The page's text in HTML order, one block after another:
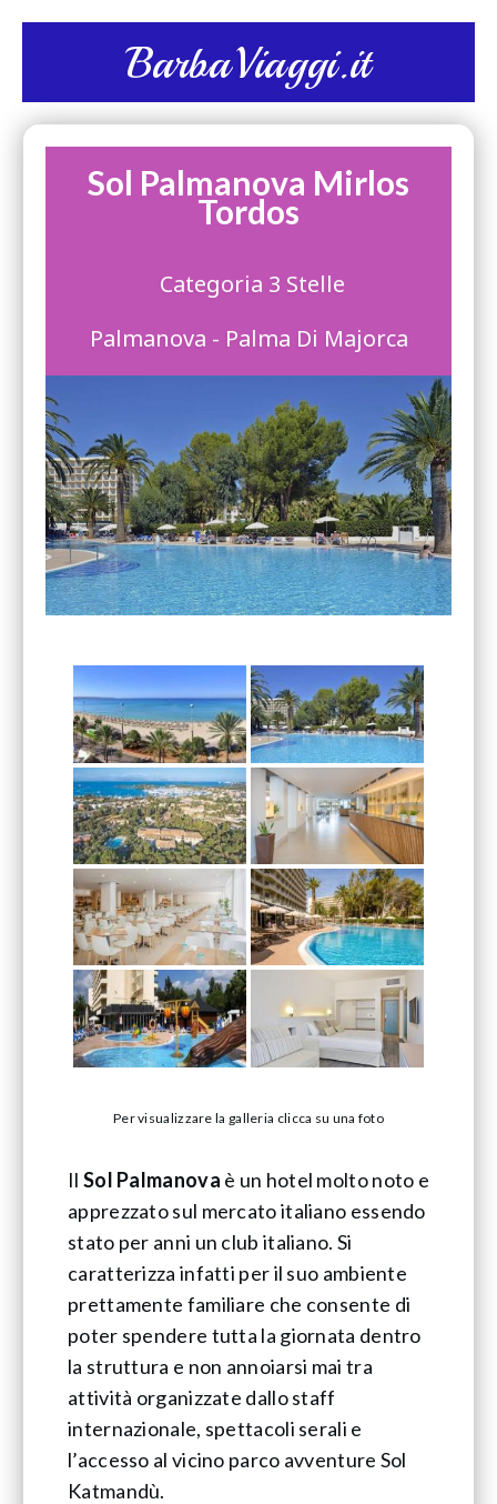
BarbaViaggi.it
Sol Palmanova Mirlos
Tordos
Categoria 3 Stelle
Palmanova - Palma Di Majorca
Per visualizzare la galleria clicca su una foto
Il Sol Palmanova è un hotel molto noto e
apprezzato sul mercato italiano essendo
stato per anni un club italiano. Si
caratterizza infatti per il suo ambiente
prettamente familiare che consente di
poter spendere tutta la giornata dentro
la struttura e non annoiarsi mai tra
attività organizzate dallo staff
internazionale, spettacoli serali e
l’accesso al vicino parco avventure Sol
Katmandù.